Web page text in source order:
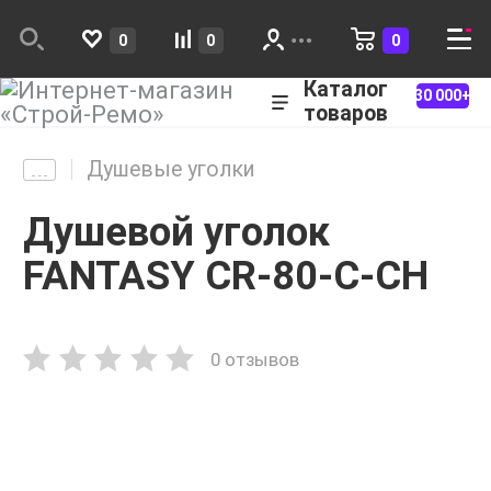
0 0 0
Каталог
товаров
30 000+
Душевые уголки
Душевой уголок
FANTASY CR-80-С-CH
0 отзывов